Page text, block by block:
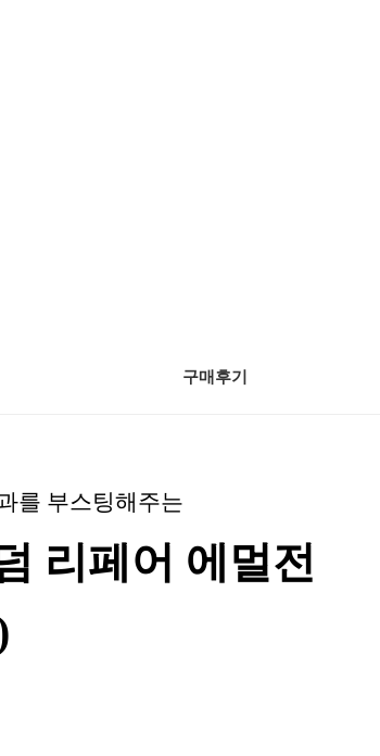
구매후기
를 부스팅해주는
리페어 에멀전